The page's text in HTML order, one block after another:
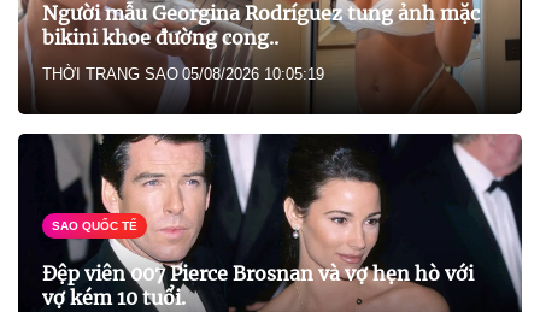
Người mẫu Georgina Rodríguez tung ảnh mặc
bikini khoe đường cong..
THỜI TRANG SAO 05/08/2026 10:05:19
SAO QUỐC TẾ
Đệp viên 007 Pierce Brosnan và vợ hẹn hò với
vợ kém 10 tuổi.